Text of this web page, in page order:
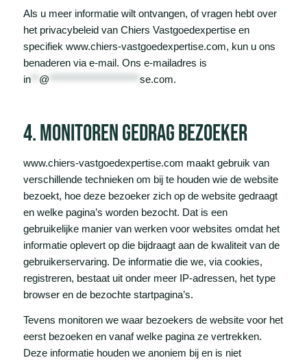
Als u meer informatie wilt ontvangen, of vragen hebt over
het privacybeleid van Chiers Vastgoedexpertise en
specifiek www.chiers-vastgoedexpertise.com, kun u ons
benaderen via e-mail. Ons e-mailadres is
in** @ se.com.
4. monitoren gedrag bezoeker
www.chiers-vastgoedexpertise.com maakt gebruik van
verschillende technieken om bij te houden wie de website
bezoekt, hoe deze bezoeker zich op de website gedraagt
en welke pagina’s worden bezocht. Dat is een
gebruikelijke manier van werken voor websites omdat het
informatie oplevert op die bijdraagt aan de kwaliteit van de
gebruikerservaring. De informatie die we, via cookies,
registreren, bestaat uit onder meer IP-adressen, het type
browser en de bezochte startpagina’s.
Tevens monitoren we waar bezoekers de website voor het
eerst bezoeken en vanaf welke pagina ze vertrekken.
Deze informatie houden we anoniem bij en is niet